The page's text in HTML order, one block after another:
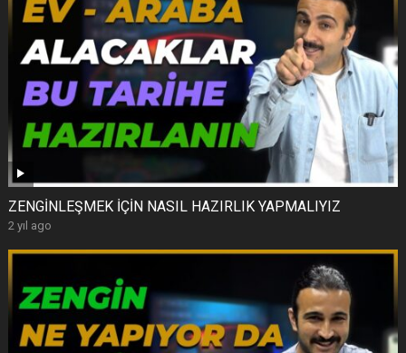
ZENGİNLEŞMEK İÇİN NASIL HAZIRLIK YAPMALIYIZ
2 yıl ago